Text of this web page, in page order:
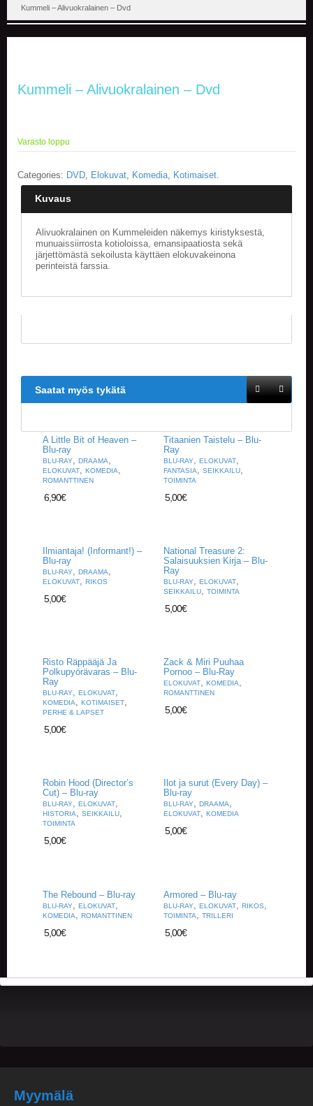
Kummeli – Alivuokralainen – Dvd
Kummeli – Alivuokralainen – Dvd
Varasto loppu
Categories: DVD, Elokuvat, Komedia, Kotimaiset.
Kuvaus
Alivuokralainen on Kummeleiden näkemys kiristyksestä,
munuaissiirrosta kotioloissa, emansipaatiosta sekä
järjettömästä sekoilusta käyttäen elokuvakeinona
perinteistä farssia.
Saatat myös tykätä
A Little Bit of Heaven –
Blu-ray
BLU-RAY, DRAAMA,
ELOKUVAT, KOMEDIA,
ROMANTTINEN
6,90€
Titaanien Taistelu – Blu-
Ray
BLU-RAY, ELOKUVAT,
FANTASIA, SEIKKAILU,
TOIMINTA
5,00€
Ilmiantaja! (Informant!) –
Blu-ray
BLU-RAY, DRAAMA,
ELOKUVAT, RIKOS
5,00€
National Treasure 2:
Salaisuuksien Kirja – Blu-
Ray
BLU-RAY, ELOKUVAT,
SEIKKAILU, TOIMINTA
5,00€
Risto Räppääjä Ja
Polkupyörävaras – Blu-
Ray
BLU-RAY, ELOKUVAT,
KOMEDIA, KOTIMAISET,
PERHE & LAPSET
5,00€
Zack & Miri Puuhaa
Pornoo – Blu-Ray
ELOKUVAT, KOMEDIA,
ROMANTTINEN
5,00€
Robin Hood (Director’s
Cut) – Blu-ray
BLU-RAY, ELOKUVAT,
HISTORIA, SEIKKAILU,
TOIMINTA
5,00€
Ilot ja surut (Every Day) –
Blu-ray
BLU-RAY, DRAAMA,
ELOKUVAT, KOMEDIA
5,00€
The Rebound – Blu-ray
BLU-RAY, ELOKUVAT,
KOMEDIA, ROMANTTINEN
5,00€
Armored – Blu-ray
BLU-RAY, ELOKUVAT, RIKOS,
TOIMINTA, TRILLERI
5,00€
Myymälä